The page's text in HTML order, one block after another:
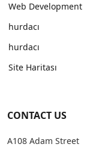
Web Development
hurdacı
hurdacı
Site Haritası
CONTACT US
A108 Adam Street